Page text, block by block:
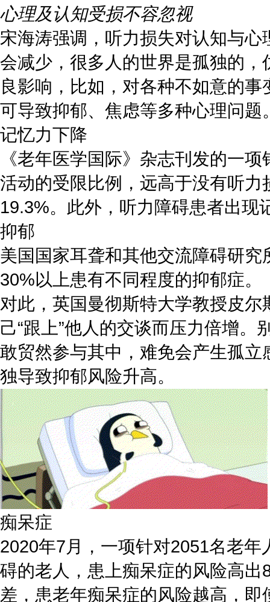
心理及认知受损不容忽视
宋海涛强调，听力损失对认知与
会减少，很多人的世界是孤独的
良影响，比如，对各种不如意的
可导致抑郁、焦虑等多种心理问
记忆力下降
《老年医学国际》杂志刊发的一
活动的受限比例，远高于没有听
19.3%。此外，听力障碍患者出现
抑郁
美国国家耳聋和其他交流障碍研
30%以上患有不同程度的抑郁症。
对此，英国曼彻斯特大学教授皮
己“跟上”他人的交谈而压力倍增
敢贸然参与其中，难免会产生孤
独导致抑郁风险升高。
痴呆症
2020年7月，一项针对2051名老
碍的老人，患上痴呆症的风险高
差，患老年痴呆症的风险越高，